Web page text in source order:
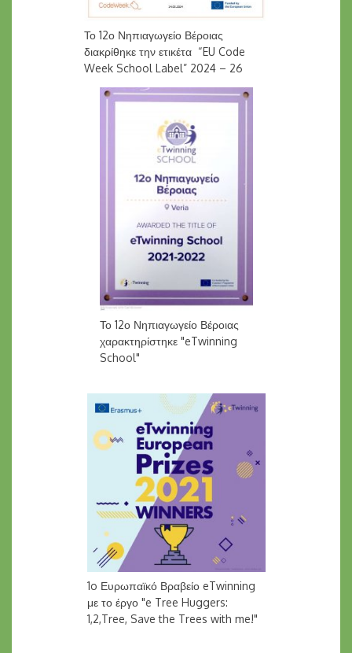
Το 12ο Νηπιαγωγείο Βέροιας
διακρίθηκε την ετικέτα “EU Code
Week School Label” 2024 – 26
Το 12ο Νηπιαγωγείο Βέροιας
χαρακτηρίστηκε "eTwinning
School"
1o Ευρωπαϊκό Βραβείο eTwinning
με το έργο "e Tree Huggers:
1,2,Tree, Save the Trees with me!"